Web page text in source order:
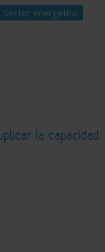
Sector energético
la capacidad